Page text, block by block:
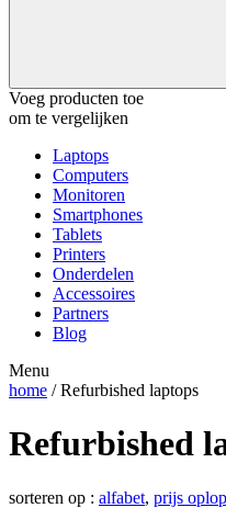
Voeg producten toe
om te vergelijken
Laptops
Computers
Monitoren
Smartphones
Tablets
Printers
Onderdelen
Accessoires
Partners
Blog
Menu
home / Refurbished laptops
Refurbished
sorteren op : alfabet, prijs